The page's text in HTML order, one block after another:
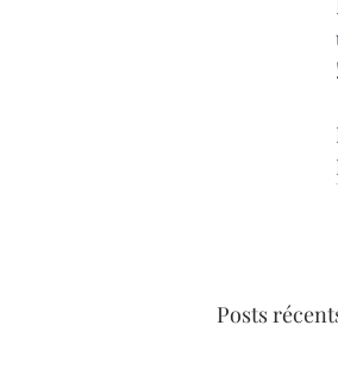
Posts